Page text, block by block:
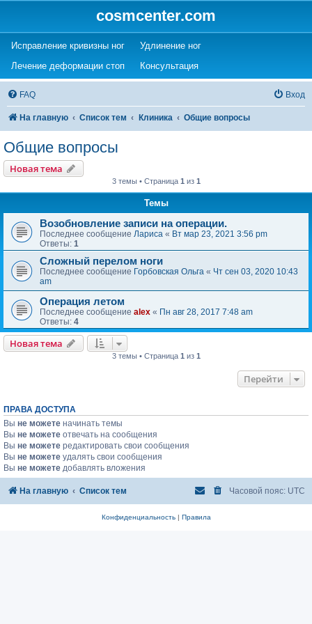
cosmcenter.com
Исправление кривизны ног(Opens a new tab)
Удлинение ног(Opens a new tab)
Лечение деформации стоп(Opens a new tab)
Консультация(Opens a new tab)
FAQ Вход
На главную Список тем Клиника Общие вопросы
Общие вопросы
Новая тема
3 темы • Страница 1 из 1
Темы
Возобновление записи на операции.
Последнее сообщение Лариса « Вт мар 23, 2021 3:56 pm
Ответы: 1
Сложный перелом ноги
Последнее сообщение Горбовская Ольга « Чт сен 03, 2020 10:43
am
Операция летом
Последнее сообщение alex « Пн авг 28, 2017 7:48 am
Ответы: 4
Новая тема
3 темы • Страница 1 из 1
Перейти
ПРАВА ДОСТУПА
Вы не можете начинать темы
Вы не можете отвечать на сообщения
Вы не можете редактировать свои сообщения
Вы не можете удалять свои сообщения
Вы не можете добавлять вложения
На главную Список тем Часовой пояс: UTC
Конфиденциальность| Правила